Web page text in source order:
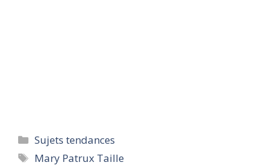
Categories
Sujets tendances
Tags
Mary Patrux Taille